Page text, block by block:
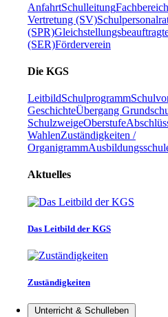
AnfahrtSchulleitung
Vertretung (SV)
(SPR)
(SER)Förderverein
Die KGS
LeitbildSchulprogramm
GeschichteÜbergang
SchulzweigeOberstufe
WahlenZuständigkeiten /
Organigramm
Aktuelles
Das Leitbild der KGS
Zuständigkeiten
Unterricht & Schulleben